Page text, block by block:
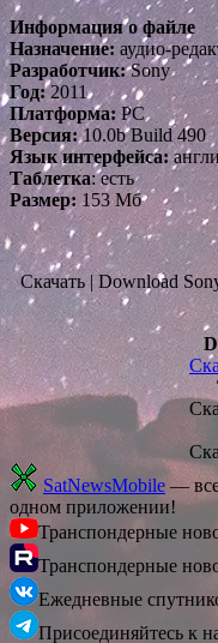
Информация о файле
Назначение:аудио-
Разработчик:Sony
Год:2011
Платформа:PC
Версия:10.0b Build 490
Язык интерфейса:
Таблетка: есть
Размер: 153 Мб
Скачать | Download
SatNewsMobile —
одном приложении!
Транспондерные
Транспондерные
Ежедневные
Присоединяйтесь к